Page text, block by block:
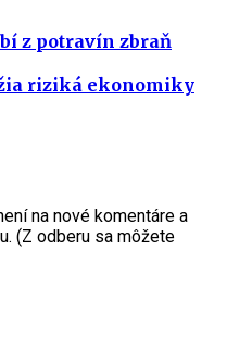
z potravín zbraň
riziká ekonomiky
na nové komentáre a
(Z odberu sa môžete